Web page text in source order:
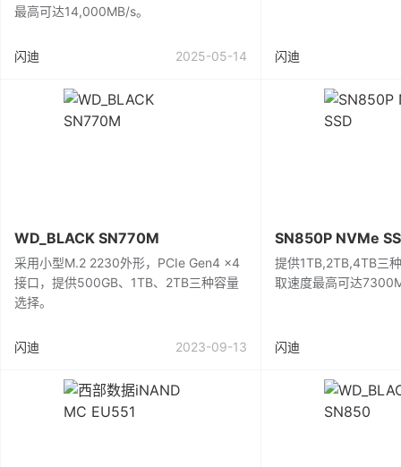
最高可达14,000MB/s。
闪迪 2025-05-14 闪迪
WD_BLACK SN770M
采用小型M.2 2230外形，PCIe Gen4 x4
接口，提供500GB、1TB、2TB三种容量
选择。
闪迪 2023-09-13
SN850P NVMe
提供1TB,2TB,4TB三
取速度最高可达
闪迪